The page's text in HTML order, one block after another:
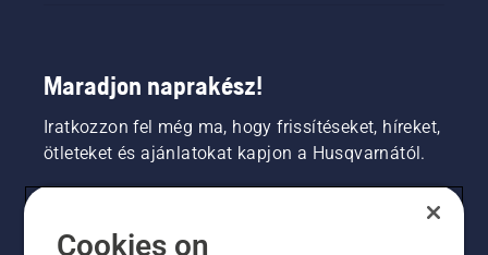
Maradjon naprakész!
Iratkozzon fel még ma, hogy frissítéseket, híreket,
ötleteket és ajánlatokat kapjon a Husqvarnától.
Cookies on